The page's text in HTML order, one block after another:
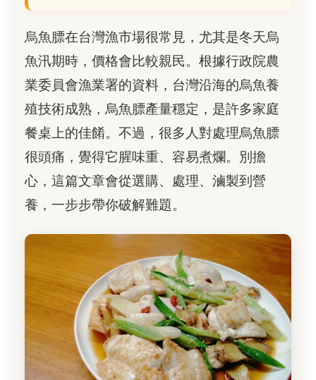
烏魚膘在台灣漁市場很常見，尤其是冬天烏
魚汛期時，價格會比較親民。根據行政院農
業委員會漁業署的資料，台灣沿海的烏魚養
殖技術成熟，烏魚膘產量穩定，是許多家庭
餐桌上的佳餚。不過，很多人對處理烏魚膘
很頭痛，覺得它腥味重、容易煮爛。別擔
心，這篇文章會從選購、處理、滷製到營
養，一步步帶你破解難題。